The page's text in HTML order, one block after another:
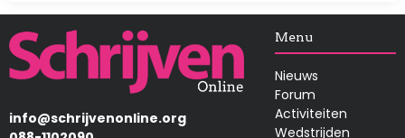
Afbeelding
info@schrijvenonline.org
Menu
Nieuws
Forum
Activiteiten
Wedstrijden